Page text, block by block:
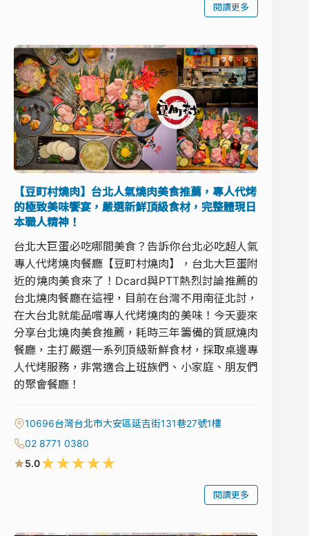
閱讀更多
【豆町村燒肉】台北人氣燒肉美食推薦，專人代烤
的極致美味饗宴，嚴選新鮮頂級食材，完整體現日
本職人精神！
台北大巨蛋必吃哪間美食？告訴你台北必吃超人氣
專人代烤燒肉餐廳【豆町村燒肉】，台北大巨蛋附
近的燒肉美食來了！Dcard與PTT熱烈討論推薦的
台北燒肉餐廳在這裡，目前在台灣不用南征北討，
在大台北就能品嚐專人代烤燒肉的美味！今天要來
分享台北燒肉美食推薦，耗時三年籌備的質感燒肉
餐廳，主打嚴選一系列頂級新鮮食材，採取桌邊專
人代烤服務，非常適合上班族們、小家庭、朋友們
的聚會餐廳！
10696台灣台北市大安區延吉街131巷27號1樓
02 8771 0380
5.0★★★★★
閱讀更多